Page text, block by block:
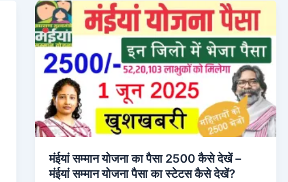
मंईयां सम्मान योजना का पैसा 2500 कैसे देखें –
मंईयां सम्मान योजना पैसा का स्टेटस कैसे देखें?